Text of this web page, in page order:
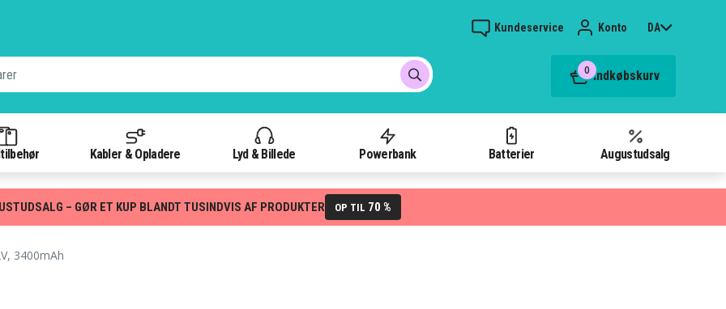
Kundeservice Konto DA
0 Indkøbskurv
Kabler & Opladere Lyd & Billede Powerbank Batterier Augustudsalg
– GØR ET KUP BLANDT TUSINDVIS AF PRODUKTER OP TIL 70 %
3400mAh